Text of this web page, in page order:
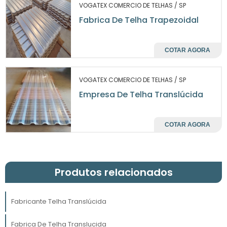
PERFORMANCE E
SUSTENTABILIDADE COMO
PRIORIDADES
Astelhas translúcidas
também pelo seu papel sustentável. Com a
crescente preocupação ambiental, a
utilização de materiais que permitem a
entrada de luz natural reduz
significativamente a dependência de luz
operacionais. Isso se torna um grande
diferencial para empresas que buscam
responsáveis.
VOGATEX COMERCIO DE TELHAS / SP
Fabrica De Telha Trapezoidal
COTAR AGORA
VOGATEX COMERCIO DE TELHAS / SP
Empresa De Telha Translúcida
COTAR AGORA
Produtos relacionados
Fabricante Telha Translúcida
Fabrica De Telha Translucida